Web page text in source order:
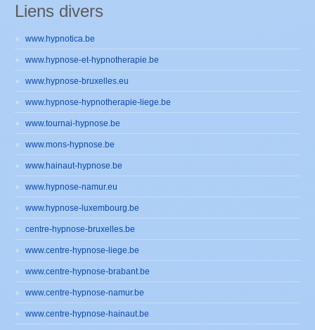
Liens divers
www.hypnotica.be
www.hypnose-et-hypnotherapie.be
www.hypnose-bruxelles.eu
www.hypnose-hypnotherapie-liege.be
www.tournai-hypnose.be
www.mons-hypnose.be
www.hainaut-hypnose.be
www.hypnose-namur.eu
www.hypnose-luxembourg.be
centre-hypnose-bruxelles.be
www.centre-hypnose-liege.be
www.centre-hypnose-brabant.be
www.centre-hypnose-namur.be
www.centre-hypnose-hainaut.be